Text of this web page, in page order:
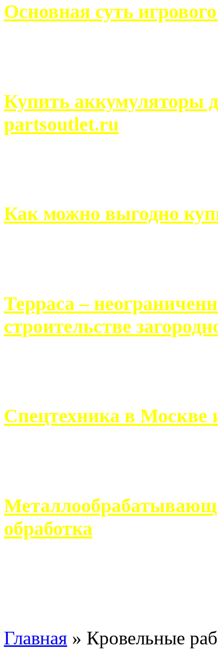
Основная суть
Купить аккумуляторы
partsoutlet.ru
Как можно выгодно
Терраса –
строительстве
Спецтехника в Москве
обработка
Главная » Кровельные